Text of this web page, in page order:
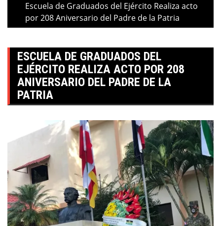
Escuela de Graduados del Ejército Realiza acto
por 208 Aniversario del Padre de la Patria
ESCUELA DE GRADUADOS DEL
EJÉRCITO REALIZA ACTO POR 208
ANIVERSARIO DEL PADRE DE LA
PATRIA